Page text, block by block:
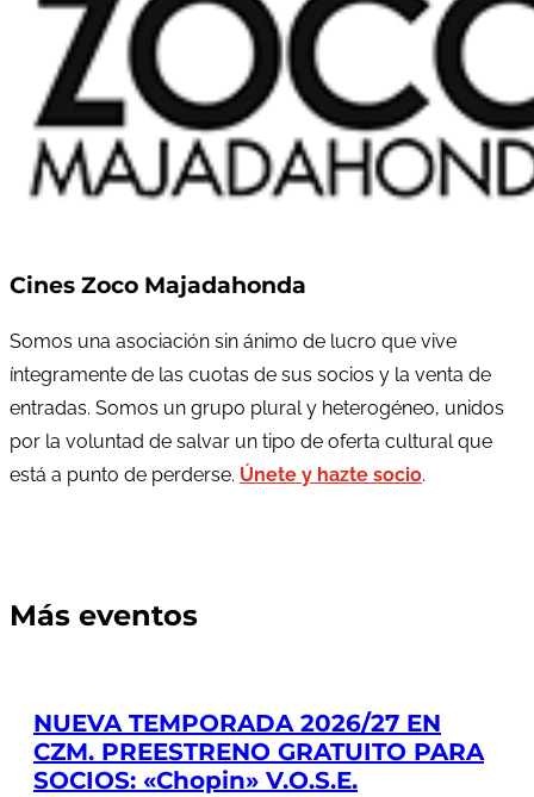
Cines Zoco Majadahonda
Somos una asociación sin ánimo de lucro que vive
íntegramente de las cuotas de sus socios y la venta de
entradas. Somos un grupo plural y heterogéneo, unidos
por la voluntad de salvar un tipo de oferta cultural que
está a punto de perderse. Únete y hazte socio.
Más eventos
NUEVA TEMPORADA 2026/27 EN
CZM. PREESTRENO GRATUITO PARA
SOCIOS: «Chopin» V.O.S.E.